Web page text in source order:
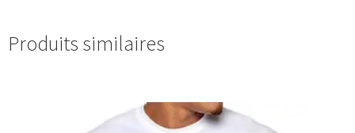
Produits similaires